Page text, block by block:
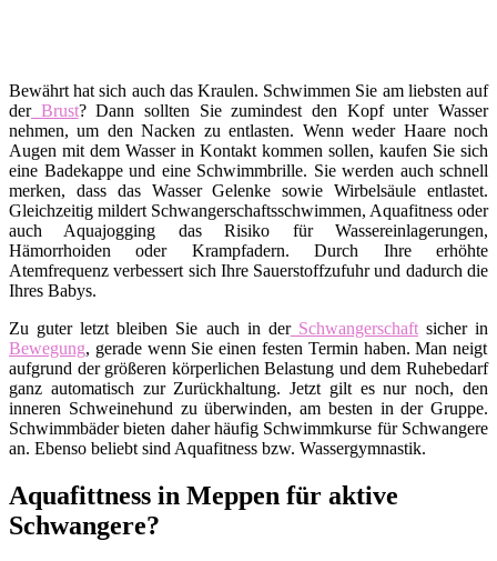
Bewährt hat sich auch das Kraulen. Schwimmen Sie am liebsten auf
derBrust? Dann sollten Sie zumindest den Kopf unter Wasser
nehmen, um den Nacken zu entlasten. Wenn weder Haare noch
Augen mit dem Wasser in Kontakt kommen sollen, kaufen Sie sich
eine Badekappe und eine Schwimmbrille. Sie werden auch schnell
merken, dass das Wasser Gelenke sowie Wirbelsäule entlastet.
Gleichzeitig mildert Schwangerschaftsschwimmen, Aquafitness oder
auch Aquajogging das Risiko für Wassereinlagerungen,
Hämorrhoiden oder Krampfadern. Durch Ihre erhöhte
Atemfrequenz verbessert sich Ihre Sauerstoffzufuhr und dadurch die
Ihres Babys.
Zu guter letzt bleiben Sie auch in derSchwangerschaftsicher in
Bewegung, gerade wenn Sie einen festen Termin haben. Man neigt
aufgrund der größeren körperlichen Belastung und dem Ruhebedarf
ganz automatisch zur Zurückhaltung. Jetzt gilt es nur noch, den
inneren Schweinehund zu überwinden, am besten in der Gruppe.
Schwimmbäder bieten daher häufig Schwimmkurse für Schwangere
an. Ebenso beliebt sind Aquafitness bzw. Wassergymnastik.
Aquafittness in Meppen für aktive
Schwangere?